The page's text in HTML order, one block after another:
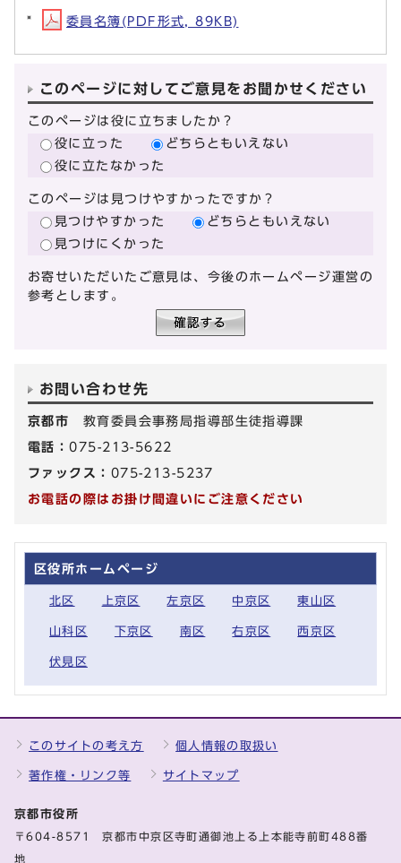
委員名簿(PDF形式, 89KB)
このページに対してご意見をお聞かせください
このページは役に立ちましたか？
役に立った
どちらともいえない
役に立たなかった
このページは見つけやすかったですか？
見つけやすかった
どちらともいえない
見つけにくかった
お寄せいただいたご意見は、今後のホームページ運営の
参考とします。
お問い合わせ先
京都市 教育委員会事務局指導部生徒指導課
電話：075-213-5622
ファックス： 075-213-5237
お電話の際はお掛け間違いにご注意ください
区役所ホームページ
北区 上京区 左京区 中京区 東山区
山科区 下京区 南区 右京区 西京区
伏見区
このサイトの考え方 個人情報の取扱い
著作権・リンク等 サイトマップ
京都市役所
〒604-8571 京都市中京区寺町通御池上る上本能寺前町488番
地